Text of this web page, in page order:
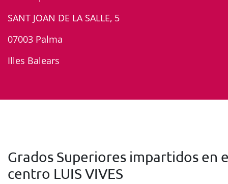
SANT JOAN DE LA SALLE, 5
07003 Palma
Illes Balears
Grados Superiores impartidos en
centro LUIS VIVES